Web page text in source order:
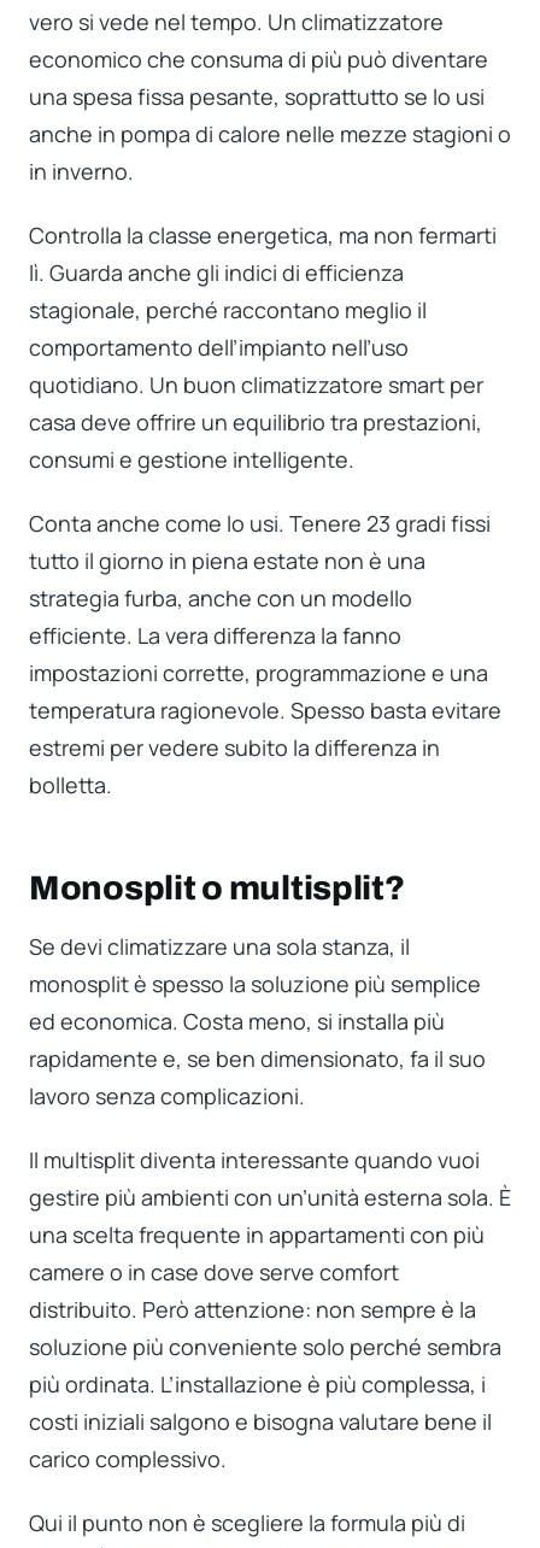
vero si vede nel tempo. Un climatizzatore
economico che consuma di più può diventare
una spesa fissa pesante, soprattutto se lo usi
anche in pompa di calore nelle mezze stagioni o
in inverno.
Controlla la classe energetica, ma non fermarti
lì. Guarda anche gli indici di efficienza
stagionale, perché raccontano meglio il
comportamento dell’impianto nell’uso
quotidiano. Un buon climatizzatore smart per
casa deve offrire un equilibrio tra prestazioni,
consumi e gestione intelligente.
Conta anche come lo usi. Tenere 23 gradi fissi
tutto il giorno in piena estate non è una
strategia furba, anche con un modello
efficiente. La vera differenza la fanno
impostazioni corrette, programmazione e una
temperatura ragionevole. Spesso basta evitare
estremi per vedere subito la differenza in
bolletta.
Monosplit o multisplit?
Se devi climatizzare una sola stanza, il
monosplit è spesso la soluzione più semplice
ed economica. Costa meno, si installa più
rapidamente e, se ben dimensionato, fa il suo
lavoro senza complicazioni.
Il multisplit diventa interessante quando vuoi
gestire più ambienti con un’unità esterna sola. È
una scelta frequente in appartamenti con più
camere o in case dove serve comfort
distribuito. Però attenzione: non sempre è la
soluzione più conveniente solo perché sembra
più ordinata. L’installazione è più complessa, i
costi iniziali salgono e bisogna valutare bene il
carico complessivo.
Qui il punto non è scegliere la formula più di